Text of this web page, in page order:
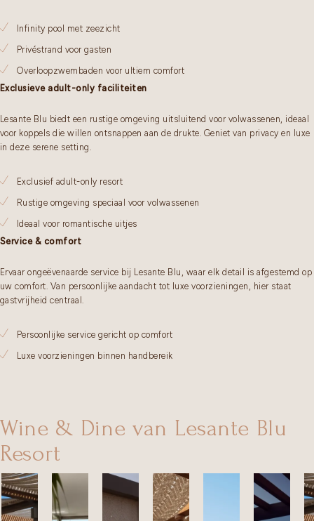
Infinity pool met zeezicht
Privéstrand voor gasten
Overloopzwembaden voor ultiem comfort
Exclusieve adult-only faciliteiten
Lesante Blu biedt een rustige omgeving uitsluitend voor volwassenen, ideaal
voor koppels die willen ontsnappen aan de drukte. Geniet van privacy en luxe
in deze serene setting.
Exclusief adult-only resort
Rustige omgeving speciaal voor volwassenen
Ideaal voor romantische uitjes
Service & comfort
Ervaar ongeëvenaarde service bij Lesante Blu, waar elk detail is afgestemd op
uw comfort. Van persoonlijke aandacht tot luxe voorzieningen, hier staat
gastvrijheid centraal.
Persoonlijke service gericht op comfort
Luxe voorzieningen binnen handbereik
Wine & Dine van Lesante Blu
Resort